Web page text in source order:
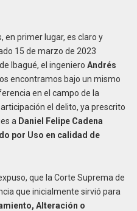
en primer lugar, es claro y
15 de marzo de 2023
Ibagué, el ingeniero Andrés
encontramos bajo un mismo
en el campo de la
el delito, ya prescrito
a Daniel Felipe Cadena
por Uso en calidad de
que la Corte Suprema de
que inicialmente sirvió para
Alteración o